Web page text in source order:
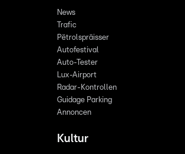
News
Trafic
Pëtrolspräisser
Autofestival
Auto-Tester
Lux-Airport
Radar-Kontrollen
Guidage Parking
Annoncen
Kultur